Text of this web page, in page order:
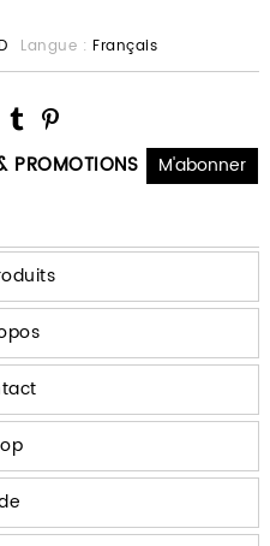
PROMOTIONS
Langue : Français